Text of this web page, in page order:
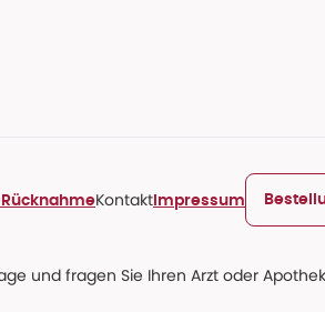
Kontakt Impressum
und fragen Sie Ihren Arzt oder